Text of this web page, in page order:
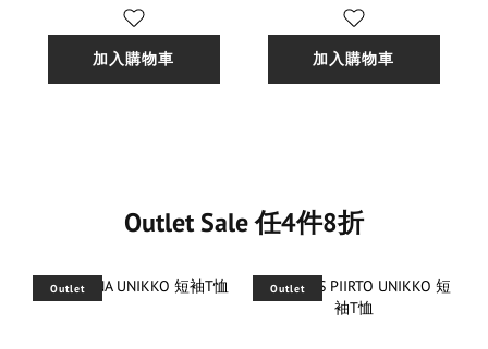
加入購物車 加入購物車
Outlet Sale 任4件8折
Outlet Outlet